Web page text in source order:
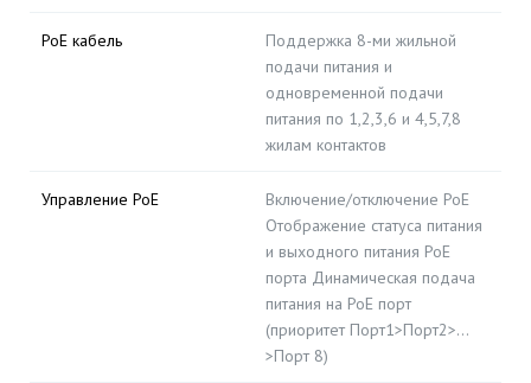
PoE кабель
Поддержка 8-ми жильной
подачи питания и
одновременной подачи
питания по 1,2,3,6 и 4,5,7,8
жилам контактов
Управление PoE
Включение/отключение PoE
Отображение статуса питания
и выходного питания PoE
порта Динамическая подача
питания на PoE порт
(приоритет Порт1>Порт2>…
>Порт 8)